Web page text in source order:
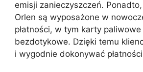
emisji zanieczyszczeń.
Orlen są wyposażone w
płatności, w tym karty paliwowe
bezdotykowe. Dzięki temu
i wygodnie dokonywać